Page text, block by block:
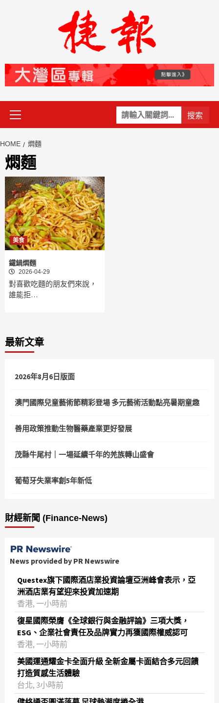
關
鍵
Primary
Menu
HOME 燜麵
燜麵
美食
鐵鍋燜麵
2026-04-29
對喜歡吃麵的朋友們來說，
誰能拒…
最新文章
2026年8月6日版面
澳門國際兒童藝術節精彩登場 多元藝術活動點亮暑期童趣
善用政策推動生物醫藥產業更好發展
茂縣牛尾村｜一場延續千年的羌族轉山盛會
葡萄牙失業率創5年新低
財經新聞 (Finance-News)
News provided by PR Newswire
Questex旗下國際酒店業投資論壇亞洲峰會表示，亞
洲酒店業有望迎來投資加速期
香港, 一小時前
復星國際榮膺《全球銀行與金融評論》三項大獎，
ESG、企業社會責任及品牌實力再獲國際權威認可
香港, 一小時前
美國運通耀金卡全面升級 全新金屬卡面結合多元回饋
打造質感生活體驗
台北, 3小時前